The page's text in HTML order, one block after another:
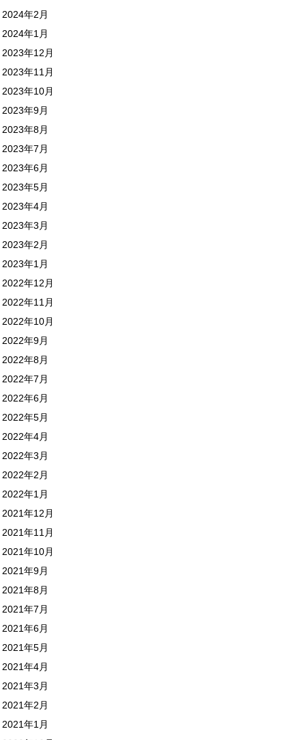
2024年2月
2024年1月
2023年12月
2023年11月
2023年10月
2023年9月
2023年8月
2023年7月
2023年6月
2023年5月
2023年4月
2023年3月
2023年2月
2023年1月
2022年12月
2022年11月
2022年10月
2022年9月
2022年8月
2022年7月
2022年6月
2022年5月
2022年4月
2022年3月
2022年2月
2022年1月
2021年12月
2021年11月
2021年10月
2021年9月
2021年8月
2021年7月
2021年6月
2021年5月
2021年4月
2021年3月
2021年2月
2021年1月